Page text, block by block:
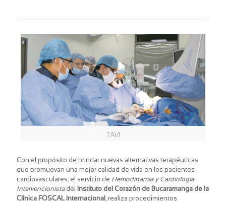
TAVI
Con el propósito de brindar nuevas alternativas terapéuticas
que promuevan una mejor calidad de vida en los pacientes
cardiovasculares, el servicio de Hemodinamia y Cardiología
Intervencionista del
Instituto del Corazón de Bucaramanga de la
Clínica FOSCAL Internacional , realiza procedimientos